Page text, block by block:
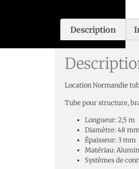
Description
Location Normandie
Tube pour structure,
Longueur: 2,5 m
Diamètre: 48
Épaisseur: 3 mm
Matériau:
Systèmes de